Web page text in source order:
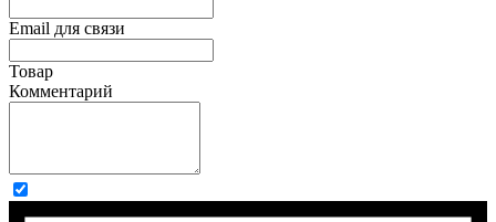
Email для связи
Товар
Комментарий